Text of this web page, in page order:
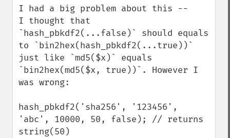
I had a big problem about this --
I thought that
`hash_pbkdf2(...false)` should equals
to `bin2hex(hash_pbkdf2(...true))`
just like `md5($x)` equals
`bin2hex(md5($x, true))`. However I
was wrong:
hash_pbkdf2('sha256', '123456',
'abc', 10000, 50, false); // returns
string(50)